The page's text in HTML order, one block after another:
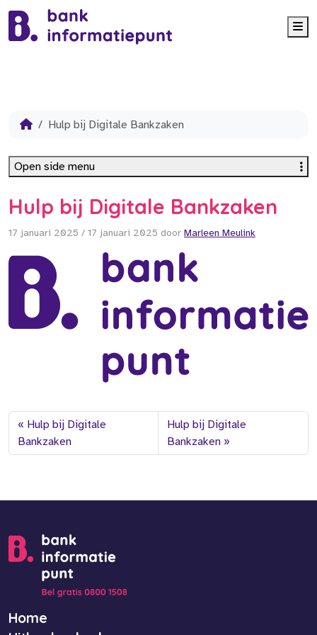
Hulp bij Digitale Bankzaken
Hulp bij Digitale Bankzaken
17 januari 2025 / 17 januari 2025 door Marleen Meulink
Hulp bij Digitale
Bankzaken
Hulp bij Digitale
Bankzaken
Open side menu
Home